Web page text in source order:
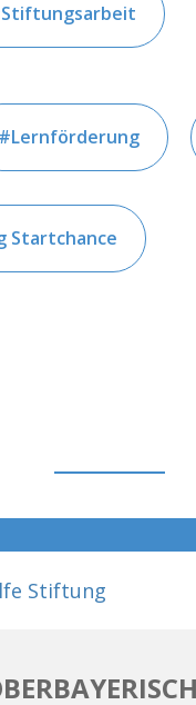
Stiftungsarbeit
Lernförderung
Startchance
Stiftung